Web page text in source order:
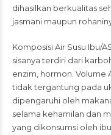
dihasilkan berkualitas
jasmani maupun
Komposisi Air Susu Ibu/
sisanya terdiri dari
enzim, hormon. Volume
tidak tergantung pada
dipengaruhi oleh
selama kehamilan dan
yang dikonsumsi oleh